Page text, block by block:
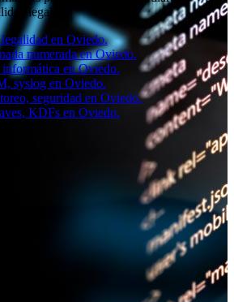
legal.
en Oviedo.
numerada en Oviedo.
en Oviedo.
syslog en Oviedo.
seguridad en Oviedo.
KDFs en Oviedo.